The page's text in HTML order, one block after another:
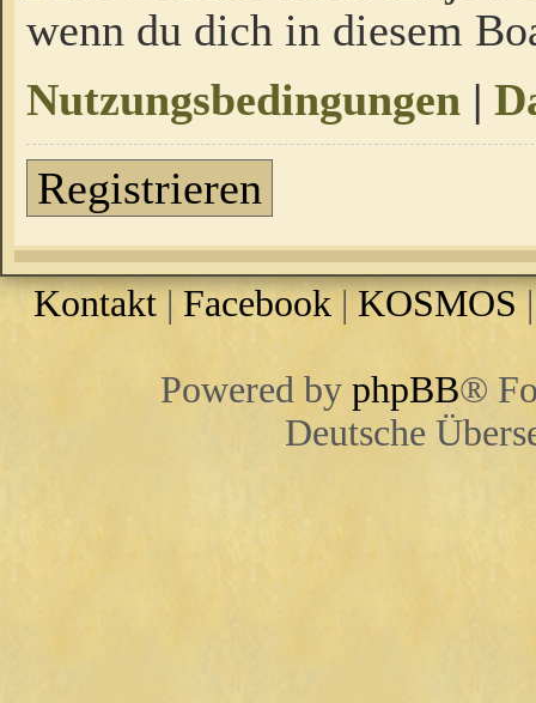
wenn du dich in diesem
Nutzungsbedingungen |
Registrieren
Kontakt | Facebook |KOSMOS
Powered by phpBB®
Deutsche